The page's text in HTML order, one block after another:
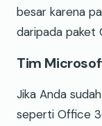
besar karena
daripada paket
Tim
Jika Anda
seperti Office